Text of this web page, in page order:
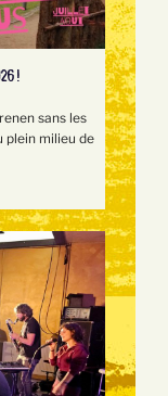
!
sans les
plein milieu de